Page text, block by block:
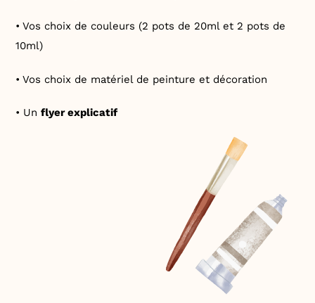
• Vos choix de couleurs (2 pots de 20ml et 2 pots de
10ml)
• Vos choix de matériel de peinture et décoration
• Unflyer explicatif